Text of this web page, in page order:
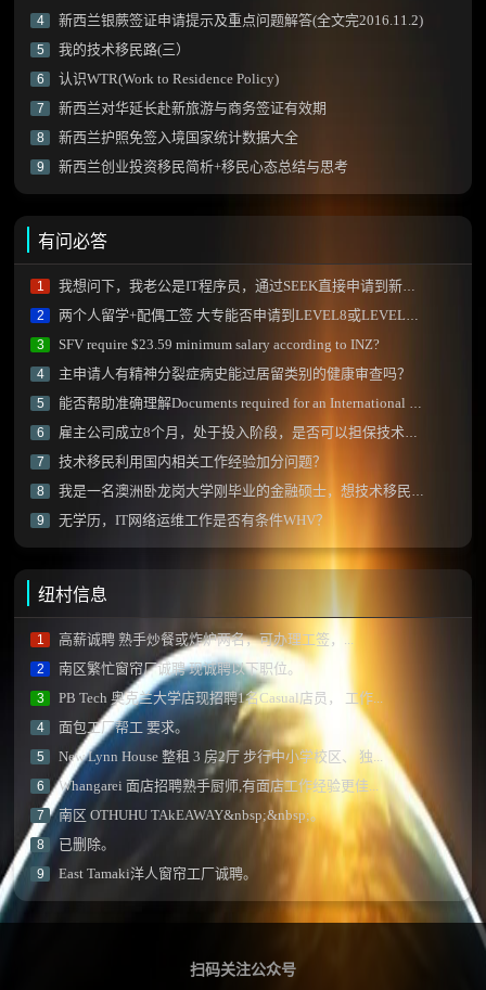
4 新西兰银蕨签证申请提示及重点问题解答(全文完2016.11.2)
5 我的技术移民路(三）
6 认识WTR(Work to Residence Policy)
7 新西兰对华延长赴新旅游与商务签证有效期
8 新西兰护照免签入境国家统计数据大全
9 新西兰创业投资移民简析+移民心态总结与思考
有问必答
1 我想问下，我老公是IT程序员，通过SEEK直接申请到新西兰的工作可能性有多大？
2 两个人留学+配偶工签 大专能否申请到LEVEL8或LEVEL9的课程？
3 SFV require $23.59 minimum salary according to INZ?
4 主申请人有精神分裂症病史能过居留类别的健康审查吗？
5 能否帮助准确理解Documents required for an International Qualification Assessment (IQA) 中部分内容？
6 雇主公司成立8个月，处于投入阶段，是否可以担保技术移民？
7 技术移民利用国内相关工作经验加分问题？
8 我是一名澳洲卧龙岗大学刚毕业的金融硕士，想技术移民新西兰需要做什么？
9 无学历，IT网络运维工作是否有条件WHV？
纽村信息
1 高薪诚聘 熟手炒餐或炸炉两名，可办理工签，...
2 南区繁忙窗帘厂诚聘 现诚聘以下职位。
3 PB Tech 奥克兰大学店现招聘1名Casual店员， 工作...
4 面包工厂帮工 要求。
5 New Lynn House 整租 3 房2厅 步行中小学校区、 独...
6 Whangarei 面店招聘熟手厨师,有面店工作经验更佳...
7 南区 OTHUHU TAkEAWAY&nbsp;&nbsp;。
8 已删除。
9 East Tamaki洋人窗帘工厂诚聘。
扫码关注公众号